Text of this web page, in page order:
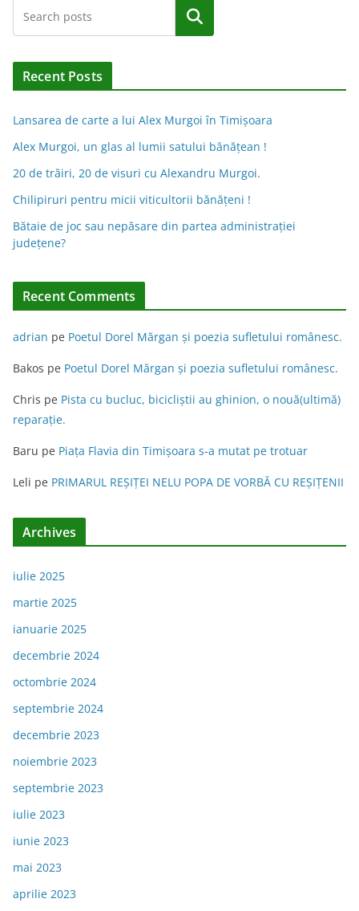
Caută
Recent Posts
Lansarea de carte a lui Alex Murgoi în Timișoara
Alex Murgoi, un glas al lumii satului bănățean !
20 de trăiri, 20 de visuri cu Alexandru Murgoi.
Chilipiruri pentru micii viticultorii bănăţeni !
Bătaie de joc sau nepăsare din partea administraţiei
judeţene?
Recent Comments
adrian pe Poetul Dorel Mărgan şi poezia sufletului românesc.
Bakos pe Poetul Dorel Mărgan şi poezia sufletului românesc.
Chris pe Pista cu bucluc, bicicliștii au ghinion, o nouă(ultimă)
reparație.
Baru pe Piața Flavia din Timişoara s-a mutat pe trotuar
Leli pe PRIMARUL REŞIŢEI NELU POPA DE VORBĂ CU REŞIŢENII
Archives
iulie 2025
martie 2025
ianuarie 2025
decembrie 2024
octombrie 2024
septembrie 2024
decembrie 2023
noiembrie 2023
septembrie 2023
iulie 2023
iunie 2023
mai 2023
aprilie 2023